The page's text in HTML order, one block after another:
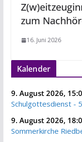
zum
16. Juni 2026
Kalender
9. August 2026,
Schulgottesdienst -
9. August 2026,
Sommerkirche